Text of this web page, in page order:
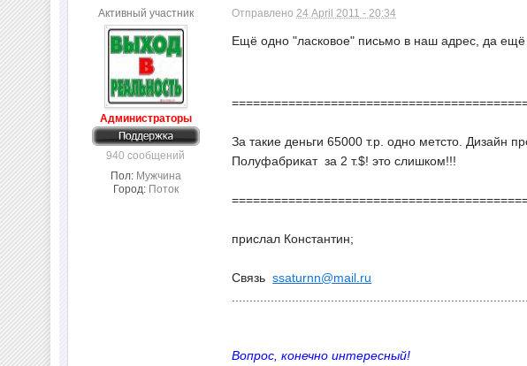
Активный участник
Администраторы
940 сообщений
Пол: Мужчина
Город: Поток
Отправлено24 April 2011 - 20:34
Ещё одно "ласковое" письмо в наш адрес, да
За такие деньги 65000 т.р. одно метсто. Дизайн
Полуфабрикат за 2 т.$! это слишком!!!
прислал Константин;
Связьssaturnn@mail.ru
Вопрос, конечно интересный!